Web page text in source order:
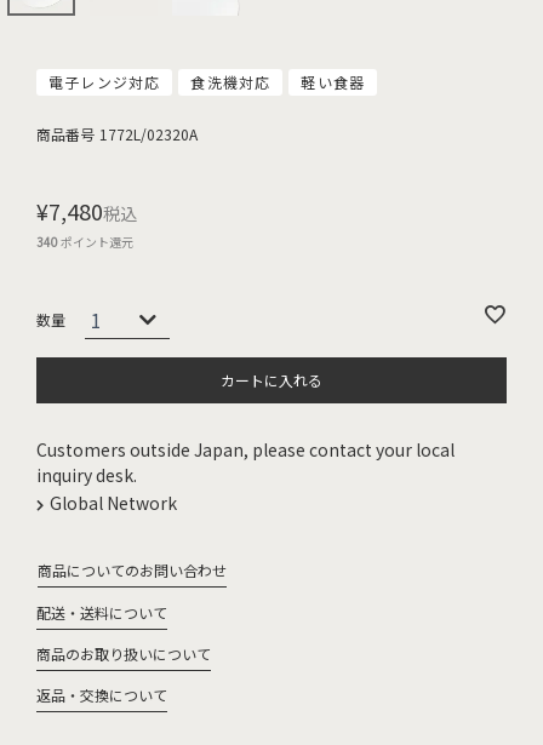
電子レンジ対応 食洗機対応 軽い食器
商品番号 1772L/02320A
¥7,480税込
340ポイント還元
カートに入れる
Customers outside Japan, please contact your local
inquiry desk.
Global Network
商品についてのお問い合わせ
配送・送料について
商品のお取り扱いについて
返品・交換について